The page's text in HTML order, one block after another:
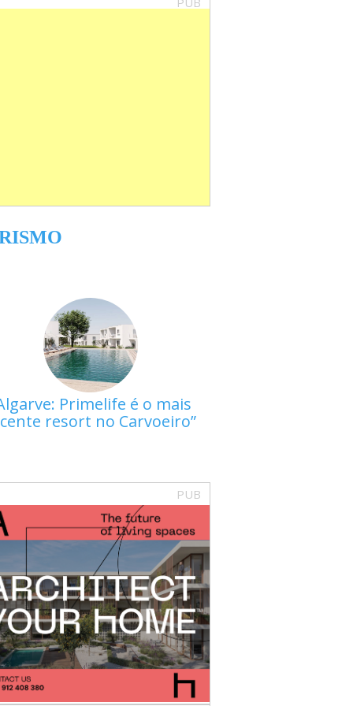
Primelife é o mais
resort no Carvoeiro
PUB